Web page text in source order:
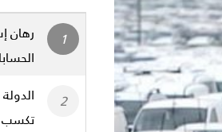
رهان
تكسب